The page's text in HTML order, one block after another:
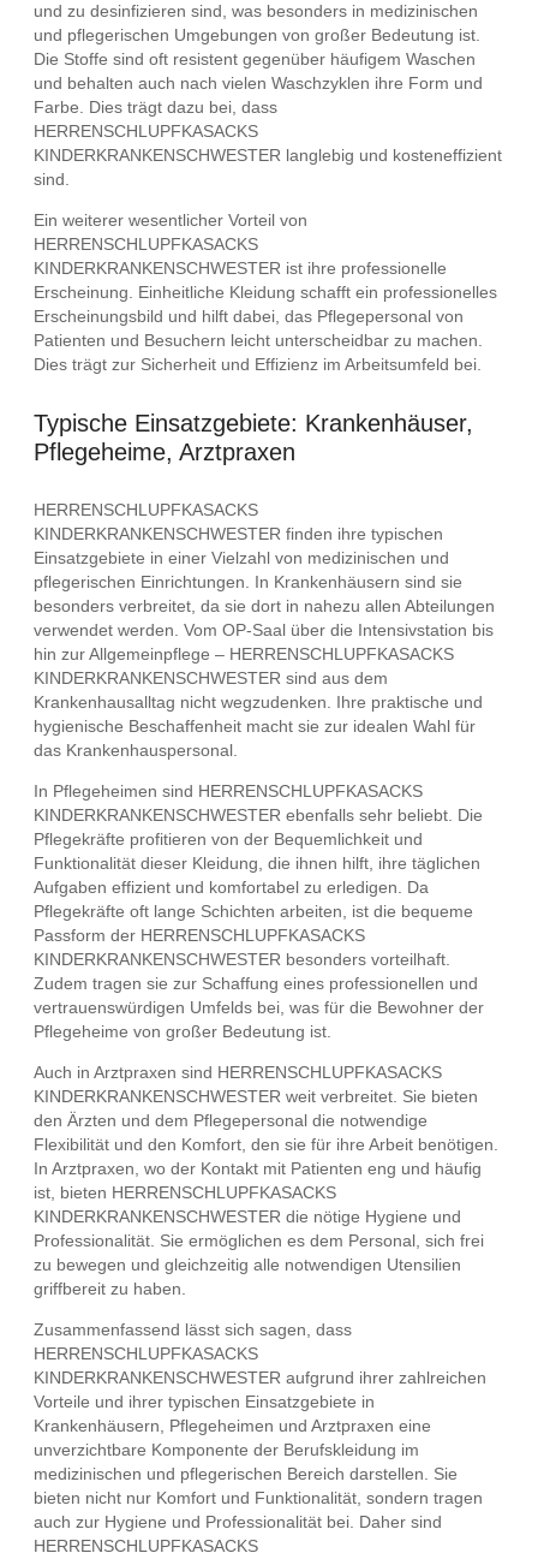
und zu desinfizieren sind, was besonders in medizinischen
und pflegerischen Umgebungen von großer Bedeutung ist.
Die Stoffe sind oft resistent gegenüber häufigem Waschen
und behalten auch nach vielen Waschzyklen ihre Form und
Farbe. Dies trägt dazu bei, dass
HERRENSCHLUPFKASACKS
KINDERKRANKENSCHWESTER langlebig und kosteneffizient
sind.
Ein weiterer wesentlicher Vorteil von
HERRENSCHLUPFKASACKS
KINDERKRANKENSCHWESTER ist ihre professionelle
Erscheinung. Einheitliche Kleidung schafft ein professionelles
Erscheinungsbild und hilft dabei, das Pflegepersonal von
Patienten und Besuchern leicht unterscheidbar zu machen.
Dies trägt zur Sicherheit und Effizienz im Arbeitsumfeld bei.
Typische Einsatzgebiete: Krankenhäuser,
Pflegeheime, Arztpraxen
HERRENSCHLUPFKASACKS
KINDERKRANKENSCHWESTER finden ihre typischen
Einsatzgebiete in einer Vielzahl von medizinischen und
pflegerischen Einrichtungen. In Krankenhäusern sind sie
besonders verbreitet, da sie dort in nahezu allen Abteilungen
verwendet werden. Vom OP-Saal über die Intensivstation bis
hin zur Allgemeinpflege – HERRENSCHLUPFKASACKS
KINDERKRANKENSCHWESTER sind aus dem
Krankenhausalltag nicht wegzudenken. Ihre praktische und
hygienische Beschaffenheit macht sie zur idealen Wahl für
das Krankenhauspersonal.
In Pflegeheimen sind HERRENSCHLUPFKASACKS
KINDERKRANKENSCHWESTER ebenfalls sehr beliebt. Die
Pflegekräfte profitieren von der Bequemlichkeit und
Funktionalität dieser Kleidung, die ihnen hilft, ihre täglichen
Aufgaben effizient und komfortabel zu erledigen. Da
Pflegekräfte oft lange Schichten arbeiten, ist die bequeme
Passform der HERRENSCHLUPFKASACKS
KINDERKRANKENSCHWESTER besonders vorteilhaft.
Zudem tragen sie zur Schaffung eines professionellen und
vertrauenswürdigen Umfelds bei, was für die Bewohner der
Pflegeheime von großer Bedeutung ist.
Auch in Arztpraxen sind HERRENSCHLUPFKASACKS
KINDERKRANKENSCHWESTER weit verbreitet. Sie bieten
den Ärzten und dem Pflegepersonal die notwendige
Flexibilität und den Komfort, den sie für ihre Arbeit benötigen.
In Arztpraxen, wo der Kontakt mit Patienten eng und häufig
ist, bieten HERRENSCHLUPFKASACKS
KINDERKRANKENSCHWESTER die nötige Hygiene und
Professionalität. Sie ermöglichen es dem Personal, sich frei
zu bewegen und gleichzeitig alle notwendigen Utensilien
griffbereit zu haben.
Zusammenfassend lässt sich sagen, dass
HERRENSCHLUPFKASACKS
KINDERKRANKENSCHWESTER aufgrund ihrer zahlreichen
Vorteile und ihrer typischen Einsatzgebiete in
Krankenhäusern, Pflegeheimen und Arztpraxen eine
unverzichtbare Komponente der Berufskleidung im
medizinischen und pflegerischen Bereich darstellen. Sie
bieten nicht nur Komfort und Funktionalität, sondern tragen
auch zur Hygiene und Professionalität bei. Daher sind
HERRENSCHLUPFKASACKS